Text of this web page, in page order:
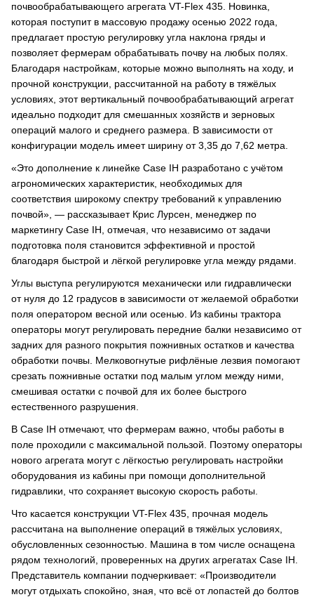
почвообрабатывающего агрегата VT-Flex 435. Новинка,
которая поступит в массовую продажу осенью 2022 года,
предлагает простую регулировку угла наклона гряды и
позволяет фермерам обрабатывать почву на любых полях.
Благодаря настройкам, которые можно выполнять на ходу, и
прочной конструкции, рассчитанной на работу в тяжёлых
условиях, этот вертикальный почвообрабатывающий агрегат
идеально подходит для смешанных хозяйств и зерновых
операций малого и среднего размера. В зависимости от
конфигурации модель имеет ширину от 3,35 до 7,62 метра.
«Это дополнение к линейке Case IH разработано с учётом
агрономических характеристик, необходимых для
соответствия широкому спектру требований к управлению
почвой», — рассказывает Крис Лурсен, менеджер по
маркетингу Case IH, отмечая, что независимо от задачи
подготовка поля становится эффективной и простой
благодаря быстрой и лёгкой регулировке угла между рядами.
Углы выступа регулируются механически или гидравлически
от нуля до 12 градусов в зависимости от желаемой обработки
поля оператором весной или осенью. Из кабины трактора
операторы могут регулировать передние балки независимо от
задних для разного покрытия пожнивных остатков и качества
обработки почвы. Мелковогнутые рифлёные лезвия помогают
срезать пожнивные остатки под малым углом между ними,
смешивая остатки с почвой для их более быстрого
естественного разрушения.
В Case IH отмечают, что фермерам важно, чтобы работы в
поле проходили с максимальной пользой. Поэтому операторы
нового агрегата могут с лёгкостью регулировать настройки
оборудования из кабины при помощи дополнительной
гидравлики, что сохраняет высокую скорость работы.
Что касается конструкции VT-Flex 435, прочная модель
рассчитана на выполнение операций в тяжёлых условиях,
обусловленных сезонностью. Машина в том числе оснащена
рядом технологий, проверенных на других агрегатах Case IH.
Представитель компании подчеркивает: «Производители
могут отдыхать спокойно, зная, что всё от лопастей до болтов